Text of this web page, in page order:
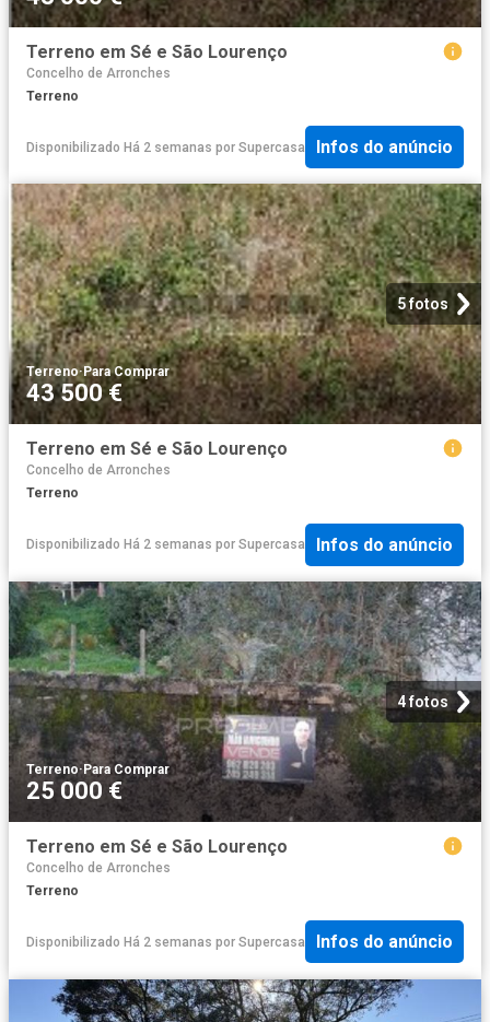
Terreno em Sé e São Lourenço
Concelho de Arronches
Terreno
Disponibilizado Há 2 semanas por Supercasa Infos do anúncio
5 fotos
Terreno·Para Comprar
43 500 €
Terreno em Sé e São Lourenço
Concelho de Arronches
Terreno
Disponibilizado Há 2 semanas por Supercasa Infos do anúncio
4 fotos
Terreno·Para Comprar
25 000 €
Terreno em Sé e São Lourenço
Concelho de Arronches
Terreno
Disponibilizado Há 2 semanas por Supercasa Infos do anúncio